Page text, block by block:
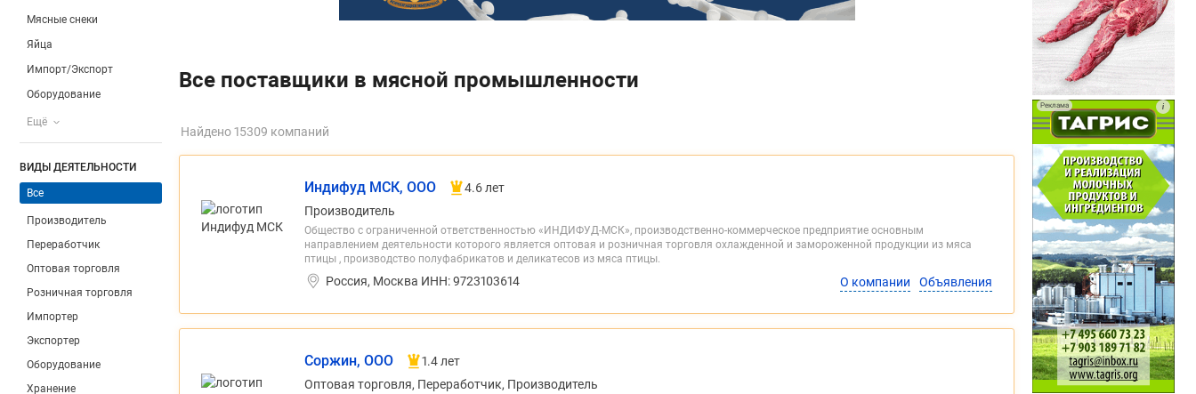
Мясные снеки
Яйца
Импорт/Экспорт
Оборудование
Ещё
ВИДЫ ДЕЯТЕЛЬНОСТИ
Все
Производитель
Переработчик
Оптовая торговля
Розничная торговля
Импортер
Экспортер
Оборудование
Хранение
Все поставщики в мясной промышленности
Найдено 15309 компаний
Индифуд МСК, ООО
4.6 лет
Производитель
Общество с ограниченной ответственностью «ИНДИФУД-МСК», производственно-коммерческое предприятие основным
направлением деятельности которого является оптовая и розничная торговля охлажденной и замороженной продукции из мяса
птицы , производство полуфабрикатов и деликатесов из мяса птицы.
Россия, Москва ИНН: 9723103614 О компании Объявления
Соржин, ООО
1.4 лет
Оптовая торговля, Переработчик, Производитель
Реклама i